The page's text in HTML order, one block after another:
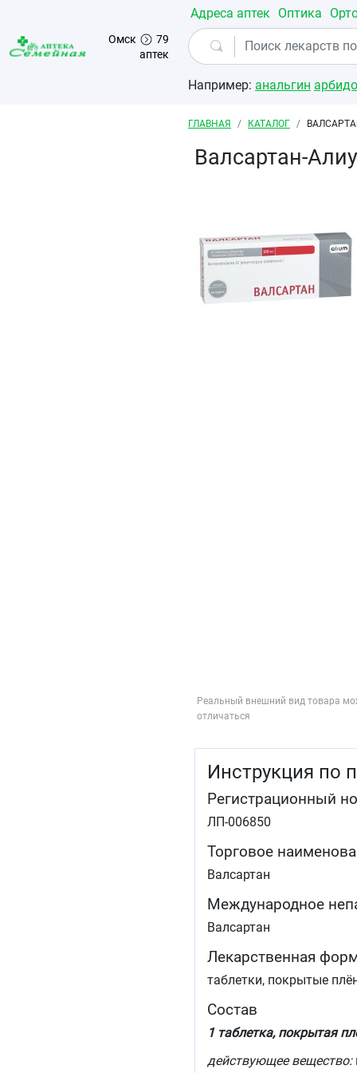
Перейти к основному содержанию
Омск
79
аптек
Адреса аптек Оптика
Например: анальгин
Строка навигации
ГЛАВНАЯ КАТАЛОГ
Валсартан-
Реальный внешний вид товара
отличаться
Инструкция по
Регистрационный
ЛП-006850
Торговое
Валсартан
Международное
Валсартан
Лекарственная
таблетки, покрытые
Состав
1 таблетка, покрытая
действующее вещество: